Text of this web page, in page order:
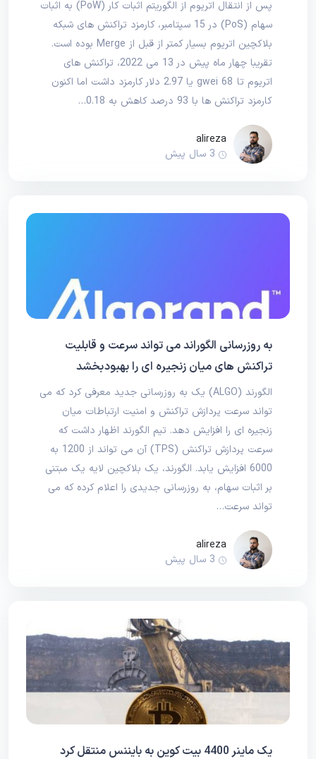
پس از انتقال اتریوم از الگوریتم اثبات کار (PoW) به اثبات
سهام (PoS) در 15 سپتامبر، کارمزد تراکنش های شبکه
بلاکچین اتریوم بسیار کمتر از قبل از Merge بوده است.
تقریبا چهار ماه پیش در 13 می 2022، تراکنش‌ های
اتریوم تا 68 gwei یا 2.97 دلار کارمزد داشت اما اکنون
کارمزد تراکنش ها با 93 درصد کاهش به 0.18…
alireza
3 سال پیش
به روزرسانی الگوراند می تواند سرعت و قابلیت
تراکنش های میان زنجیره ای را بهبود بخشد
الگورند (ALGO) یک به روزرسانی جدید معرفی کرد که می
تواند سرعت پردازش تراکنش و امنیت ارتباطات میان
زنجیره ای را افزایش دهد. تیم الگورند اظهار داشت که
سرعت پردازش تراکنش (TPS) آن می تواند از 1200 به
6000 افزایش یابد. الگورند، یک بلاکچین لایه یک مبتنی
بر اثبات سهام، به روزرسانی جدیدی را اعلام کرده که می
تواند سرعت…
alireza
3 سال پیش
یک ماینر 4400 بیت کوین به بایننس منتقل کرد